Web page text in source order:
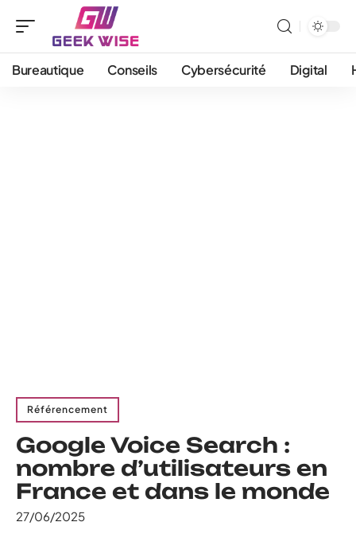
Bureautique Conseils Cybersécurité Digital
Référencement
Google Voice Search :
nombre d’utilisateurs en
France et dans le monde
27/06/2025